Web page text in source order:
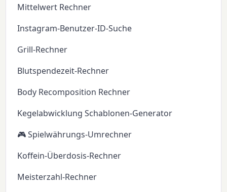
Mittelwert Rechner
Instagram-Benutzer-ID-Suche
Grill-Rechner
Blutspendezeit-Rechner
Body Recomposition Rechner
Kegelabwicklung Schablonen-Generator
🎮 Spielwährungs-Umrechner
Koffein-Überdosis-Rechner
Meisterzahl-Rechner